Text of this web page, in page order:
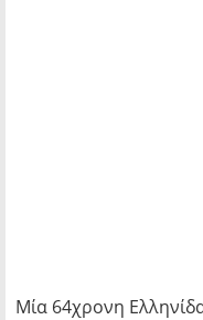
Μία 64χρονη